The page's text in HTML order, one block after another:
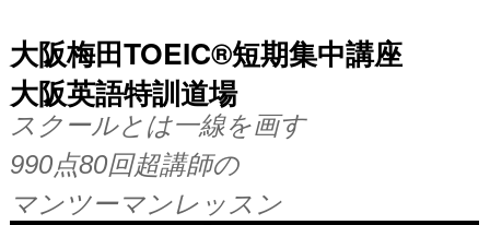
大阪梅田TOEIC®短期集中講座
大阪英語特訓道場
スクールとは一線を画す
990点80回超講師の
マンツーマンレッスン